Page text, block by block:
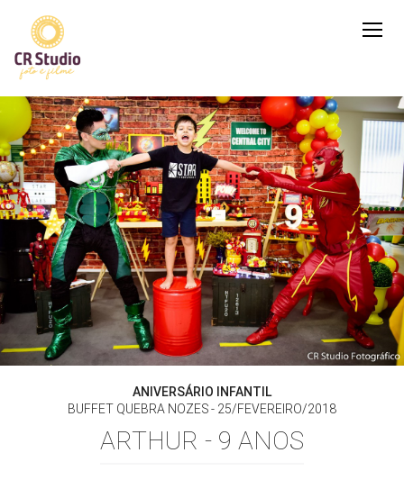
ANIVERSÁRIO INFANTIL
BUFFET QUEBRA NOZES
25/FEVEREIRO/2018
ARTHUR - 9 ANOS